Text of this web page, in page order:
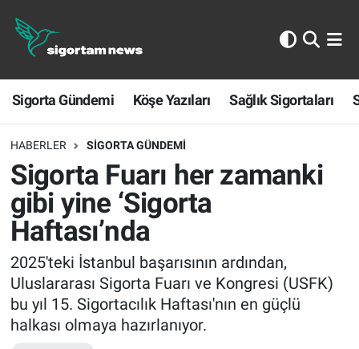
Sigorta Gündemi Köşe Yazıları Sağlık Sigortaları
HABERLER SIGORTA GÜNDEMI
Sigorta Fuarı her zamanki
gibi yine ‘Sigorta
Haftası’nda
2025'teki İstanbul başarısının ardından,
Uluslararası Sigorta Fuarı ve Kongresi (USFK)
bu yıl 15. Sigortacılık Haftası'nın en güçlü
halkası olmaya hazırlanıyor.
Sigorta Gündemi
Köşe Yazıları
Sağlık Sigortaları
Sporun Sigortası
Ekonomi